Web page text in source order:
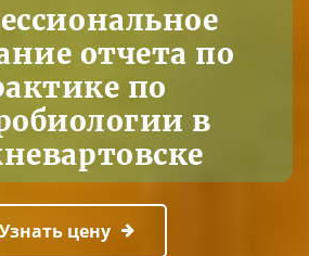
отчета по
по
в
Узнать цену